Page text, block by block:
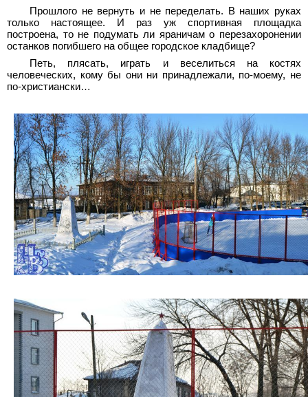
Прошлого не вернуть и не переделать. В наших руках
только настоящее. И раз уж спортивная площадка
построена, то не подумать ли яраничам о перезахоронении
останков погибшего на общее городское кладбище?
Петь, плясать, играть и веселиться на костях
человеческих, кому бы они ни принадлежали, по-моему, не
по-христиански…